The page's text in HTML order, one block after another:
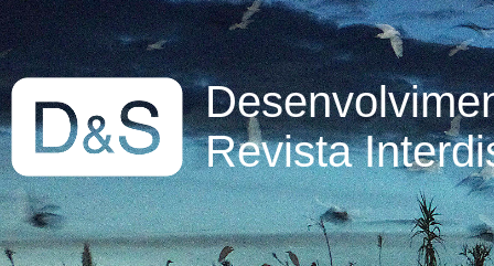
Revista